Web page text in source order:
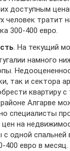
доступным
человек тратит
300-400 евро.
. На текущий
намного
так и сектора
квартиру
Алгарве
специалисты
на
с одной спальней
400 евро в месяц.